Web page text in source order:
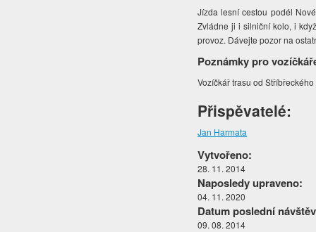
Jízda lesní cestou podél
Zvládne ji i silniční kolo, i
provoz. Dávejte pozor na
Poznámky pro
Vozíčkář trasu od
Přispěvatelé:
Jan Harmata
Vytvořeno:
28. 11. 2014
Naposledy upraveno:
04. 11. 2020
Datum poslední
09. 08. 2014